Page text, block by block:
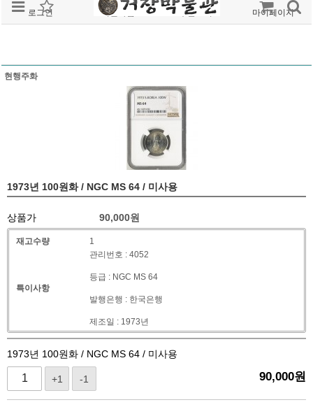
로그인 회원가입 주문조회 마이페이지
현행주화
1973년 100원화 / NGC MS 64 / 미사용
상품가 90,000원
재고수량 1
특이사항
관리번호 : 4052
등급 : NGC MS 64
발행은행 : 한국은행
제조일 : 1973년
1973년 100원화 / NGC MS 64 / 미사용
+1 -1 90,000원